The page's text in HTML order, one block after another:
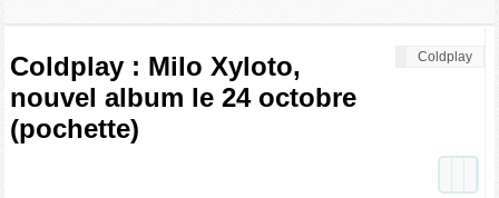
Coldplay
Coldplay : Milo Xyloto,
nouvel album le 24 octobre
(pochette)